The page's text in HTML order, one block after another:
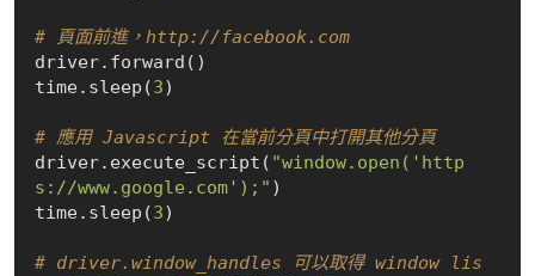
# 頁面前進，http://facebook.com
driver.forward()
time.sleep(3)
# 應用 Javascript 在當前分頁中打開其他分頁
driver.execute_script( "window.open('http
s://www.google.com');" )
time.sleep(3)
# driver.window_handles 可以取得 window lis